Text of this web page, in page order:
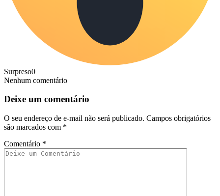
Surpreso0
Nenhum comentário
Deixe um comentário
O seu endereço de e-mail não será publicado. Campos obrigatórios
são marcados com *
Comentário *